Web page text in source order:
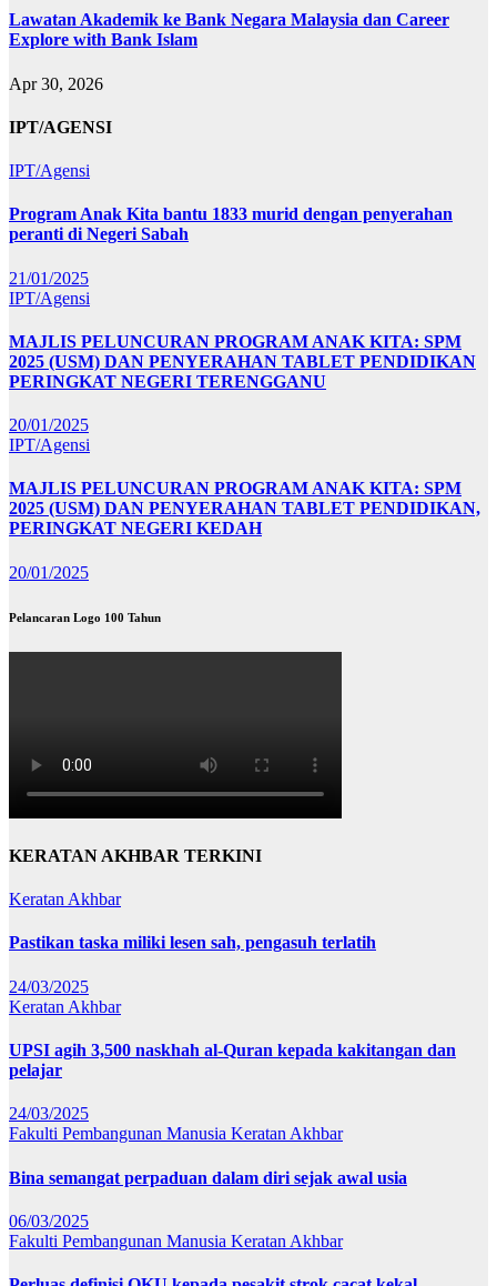
Lawatan Akademik ke Bank Negara Malaysia dan Career
Explore with Bank Islam
Apr 30, 2026
IPT/AGENSI
IPT/Agensi
Program Anak Kita bantu 1833 murid dengan penyerahan
peranti di Negeri Sabah
21/01/2025
IPT/Agensi
MAJLIS PELUNCURAN PROGRAM ANAK KITA: SPM
2025 (USM) DAN PENYERAHAN TABLET PENDIDIKAN
PERINGKAT NEGERI TERENGGANU
20/01/2025
IPT/Agensi
MAJLIS PELUNCURAN PROGRAM ANAK KITA: SPM
2025 (USM) DAN PENYERAHAN TABLET PENDIDIKAN,
PERINGKAT NEGERI KEDAH
20/01/2025
Pelancaran Logo 100 Tahun
KERATAN AKHBAR TERKINI
Keratan Akhbar
Pastikan taska miliki lesen sah, pengasuh terlatih
24/03/2025
Keratan Akhbar
UPSI agih 3,500 naskhah al-Quran kepada kakitangan dan
pelajar
24/03/2025
Fakulti Pembangunan Manusia Keratan Akhbar
Bina semangat perpaduan dalam diri sejak awal usia
06/03/2025
Fakulti Pembangunan Manusia Keratan Akhbar